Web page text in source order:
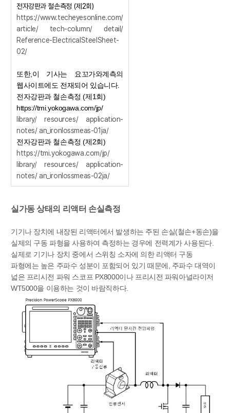
전자강판과 철손측정 (제2회)
https://www.techeyesonline.com/
article/ tech-column/ detail/
Reference-ElectricalSteelSheet-
02/
또한,이 기사는 요꼬가와계측의
웹사이트에도 전재되어 있습니다.
전자강판과 철손측정 (제1회)
https://tmi.yokogawa.com/jp/
library/ resources/ application-
notes/ an_ironlossmeas-01ja/
전자강판과 철손측정 (제2회)
https://tmi.yokogawa.com/jp/
library/ resources/ application-
notes/ an_ironlossmeas-02ja/
실가동 상태의 리액터 손실측정
기기나 장치에 내장된 리액터에서 발생하는 주된 손실(철손+동손)을
실제의 구동 파형을 사용하여 측정하는 경우에 전력계가 사용된다.
실제로 기기나 장치 중에서 스위칭 소자에 의한 리액터 구동
파형에는 높은 주파수 성분이 포함되어 있기 때문에, 주파수 대역이
넓은 프리시전 파워 스코프 PX8000이나 프리시전 파워아널라이저
WT5000을 이용하는 것이 바람직하다.